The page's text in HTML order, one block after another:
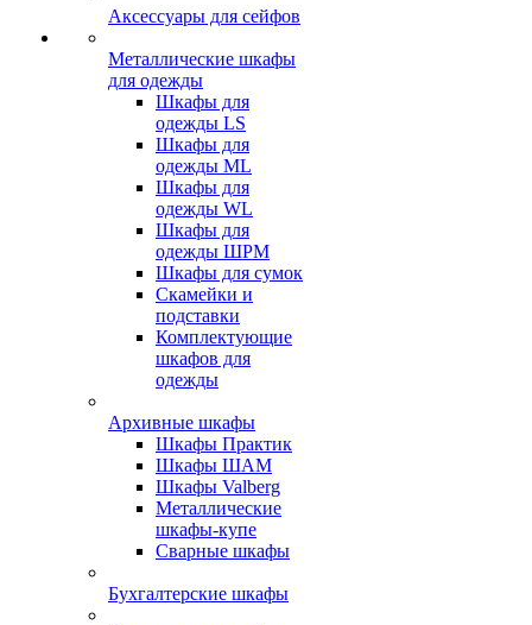
Аксессуары для сейфов
Металлические шкафы
для одежды
Шкафы для
одежды LS
Шкафы для
одежды ML
Шкафы для
одежды WL
Шкафы для
одежды ШРМ
Шкафы для сумок
Скамейки и
подставки
Комплектующие
шкафов для
одежды
Архивные шкафы
Шкафы Практик
Шкафы ШАМ
Шкафы Valberg
Металлические
шкафы-купе
Сварные шкафы
Бухгалтерские шкафы